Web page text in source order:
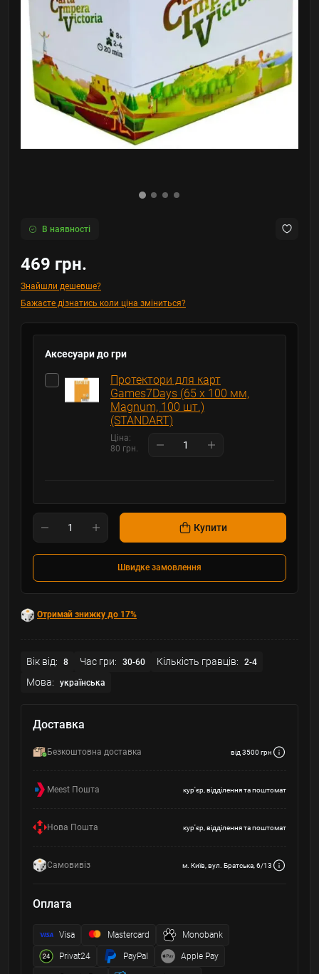
В наявності
469 грн.
Знайшли дешевше?
Бажаєте дізнатись коли ціна зміниться?
Аксесуари до гри
Протектори для карт
Games7Days (65 х 100 мм,
Magnum, 100 шт.)
(STANDART)
Ціна:
80 грн.
Купити
Швидке замовлення
Отримай знижку до 17%
Вік від: 8 Час гри: 30-60 Кількість гравців: 2-4
Мова: українська
Доставка
Безкоштовна доставка від 3500 грн
Meest Пошта кур'єр, відділення та поштомат
Нова Пошта кур'єр, відділення та поштомат
Самовивіз м. Київ, вул. Братська, 6/13
Оплата
Visa Mastercard Monobank
Privat24 PayPal Apple Pay